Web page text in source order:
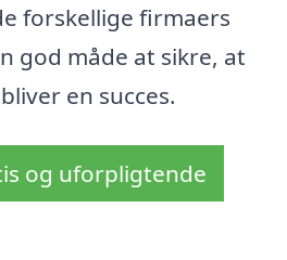
forskellige firmaers
god måde at sikre, at
en succes.
og uforpligtende